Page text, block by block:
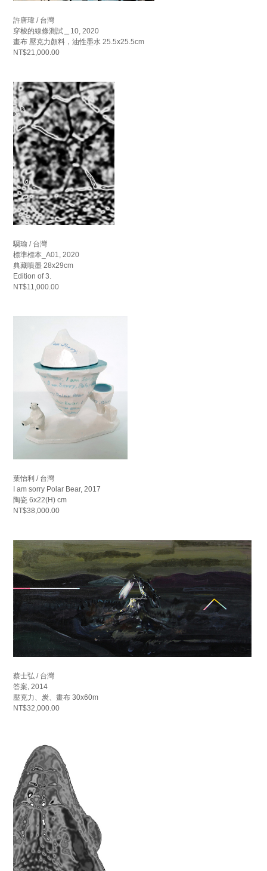
許唐瑋 / 台灣
穿梭的線條測試＿10, 2020
畫布 壓克力顏料，油性墨水 25.5x25.5cm
NT$21,000.00
騆瑜 / 台灣
標準標本_A01, 2020
典藏噴墨 28x29cm
Edition of 3.
NT$11,000.00
葉怡利 / 台灣
I am sorry Polar Bear, 2017
陶瓷 6x22(H) cm
NT$38,000.00
蔡士弘 / 台灣
答案, 2014
壓克力、炭、畫布 30x60m
NT$32,000.00